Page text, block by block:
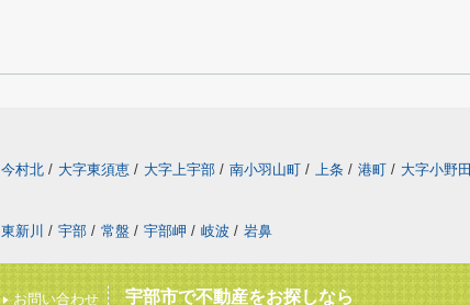
今村北 / 大字東須恵 / 大字上宇部 / 南小羽山町 / 上条 / 港町 / 大字小野田
東新川 / 宇部 / 常盤 / 宇部岬 / 岐波 / 岩鼻
お問い合わせ 宇部市で不動産をお探しなら